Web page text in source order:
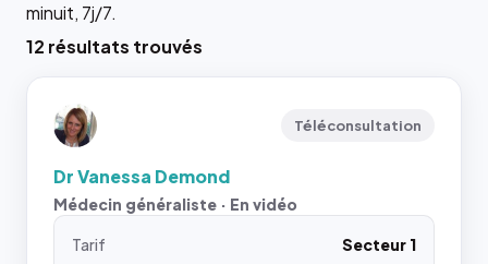
minuit, 7j/7.
12 résultats trouvés
Téléconsultation
Dr Vanessa Demond
Médecin généraliste · En vidéo
Tarif
Secteur 1